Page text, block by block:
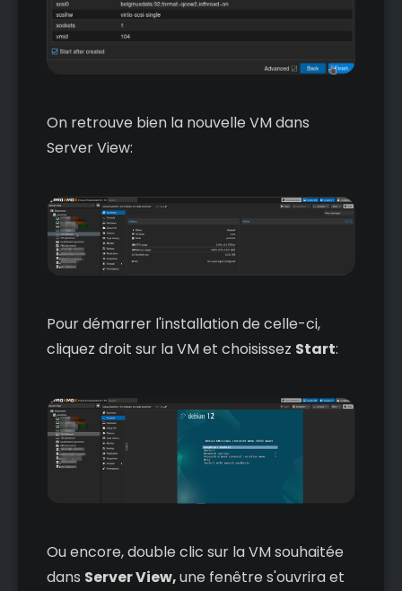
On retrouve bien la nouvelle VM dans
Server View:
Pour démarrer l'installation de celle-ci,
cliquez droit sur la VM et choisissez Start:
Ou encore, double clic sur la VM souhaitée
dans Server View,une fenêtre s'ouvrira et